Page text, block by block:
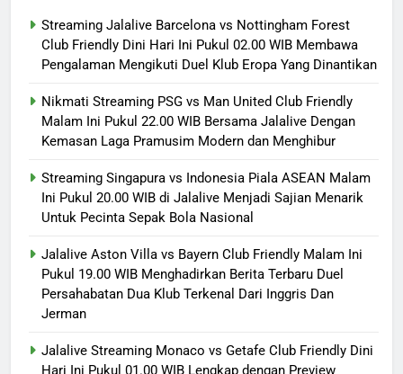
Streaming Jalalive Barcelona vs Nottingham Forest
Club Friendly Dini Hari Ini Pukul 02.00 WIB Membawa
Pengalaman Mengikuti Duel Klub Eropa Yang Dinantikan
Nikmati Streaming PSG vs Man United Club Friendly
Malam Ini Pukul 22.00 WIB Bersama Jalalive Dengan
Kemasan Laga Pramusim Modern dan Menghibur
Streaming Singapura vs Indonesia Piala ASEAN Malam
Ini Pukul 20.00 WIB di Jalalive Menjadi Sajian Menarik
Untuk Pecinta Sepak Bola Nasional
Jalalive Aston Villa vs Bayern Club Friendly Malam Ini
Pukul 19.00 WIB Menghadirkan Berita Terbaru Duel
Persahabatan Dua Klub Terkenal Dari Inggris Dan
Jerman
Jalalive Streaming Monaco vs Getafe Club Friendly Dini
Hari Ini Pukul 01.00 WIB Lengkap dengan Preview